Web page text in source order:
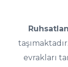
evrakları